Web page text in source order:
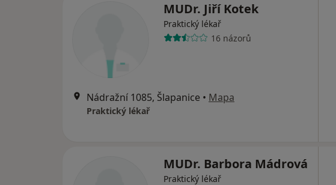
MUDr. Jiří Kotek
Praktický lékař
16 názorů
Nádražní 1085, Šlapanice • Mapa
Praktický lékař
MUDr. Barbora Mádrová
Praktický lékař